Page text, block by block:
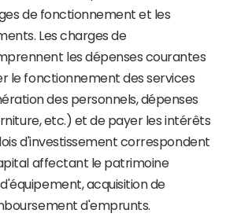
de fonctionnement et les
Les charges de
les dépenses courantes
le fonctionnement des services
des personnels, dépenses
etc.) et de payer les intérêts
d'investissement correspondent
affectant le patrimoine
acquisition de
d'emprunts.